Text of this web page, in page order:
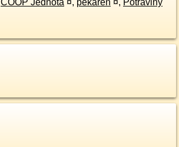
COOP Jednota ¤, pekáreň ¤, Potraviny